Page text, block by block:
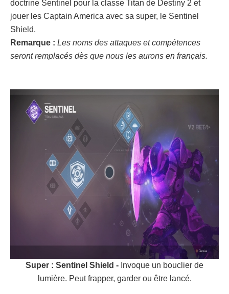
doctrine Sentinel pour la classe Titan de Destiny 2 et
jouer les Captain America avec sa super, le Sentinel
Shield.
Remarque : Les noms des attaques et compétences
seront remplacés dès que nous les aurons en français.
Super : Sentinel Shield - Invoque un bouclier de
lumière. Peut frapper, garder ou être lancé.